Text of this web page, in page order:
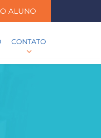
ALUNO
CONTATO